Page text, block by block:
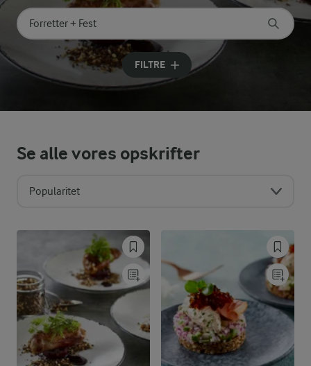
Søg på kategori
Indtast søgeord for at søge
FILTRE
Se alle vores opskrifter
Popularitet